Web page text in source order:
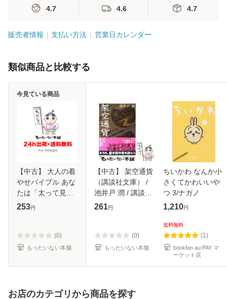
4.7 4.6 4.7
販売者情報 支払い方法 営業日カレンダー
類似商品と比較する
【中古】 大人の着
やせバイブル あな
たは「太って見え
る」着こなしをし
社 [大型本]【メー
ル便送料無
253円
(0)
もったいない本舗
今見ている商品
【中古】 架空通貨
（講談社文庫） /
池井戸 潤 / 講談社
[文庫]【メール便送
261円
(0)
もったいない本舗
ちいかわ なんか小
さくてかわいいや
つ 3/ナガノ
1,210円
送料無料
(1)
bookfan au PAY マ
ーケット店
お店のカテゴリから商品を探す